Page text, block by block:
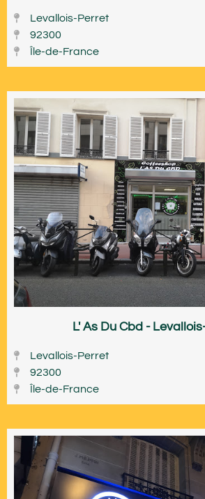
Levallois-Perret
92300
Île-de-France
L' As Du Cbd -
Levallois-Perret
92300
Île-de-France